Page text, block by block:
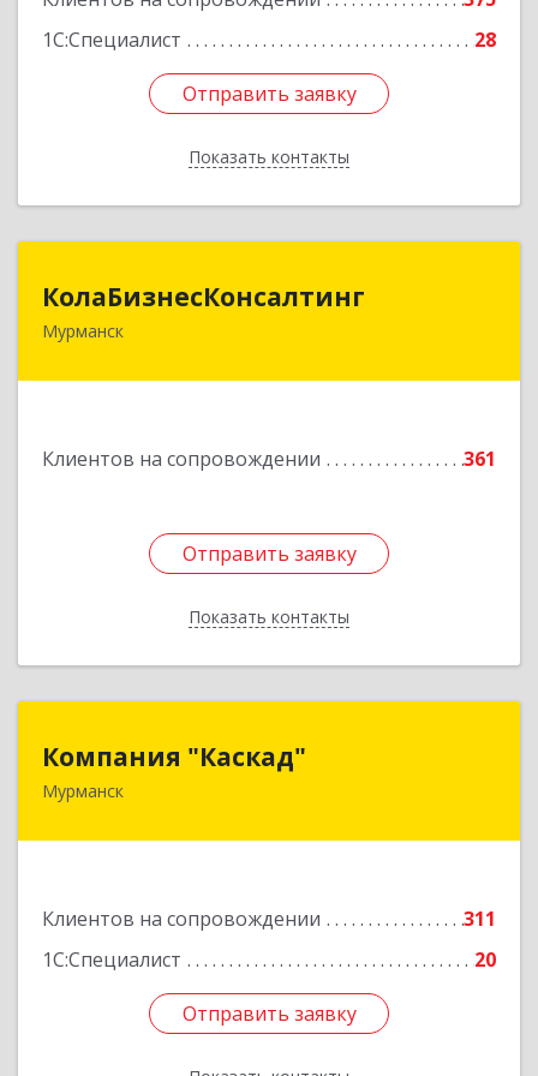
1С:Специалист
28
Отправить заявку
Показать контакты
Отправить заявку
Назад
КолаБизнесКонсалтинг
Мурманск
Клиентов на сопровождении 361
Отправить заявку
Показать контакты
Отправить заявку
Назад
Компания "Каскад"
Мурманск
Клиентов на сопровождении
311
1С:Специалист
20
Отправить заявку
183038, Мурманская обл, Мурманск г, Бабикова
Отправить заявку